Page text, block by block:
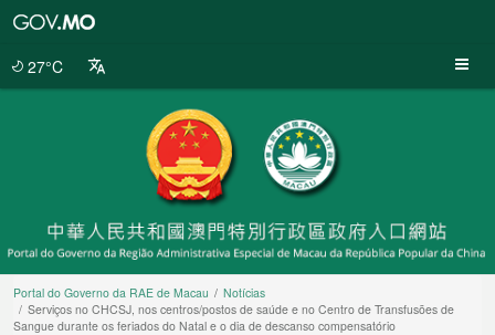
27°C
Portal do Governo da RAE de Macau
Notícias
Serviços no CHCSJ, nos centros/postos de saúde e no Centro de Transfusões de
Sangue durante os feriados do Natal e o dia de descanso compensatório